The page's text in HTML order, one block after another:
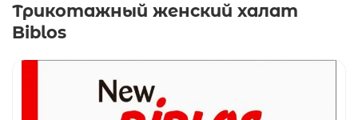
Трикотажный женский халат
Biblos